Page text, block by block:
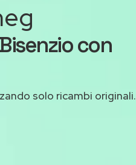
con
solo ricambi originali.